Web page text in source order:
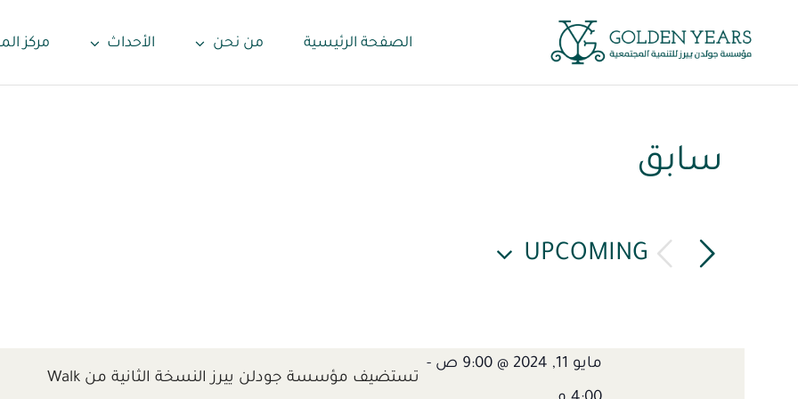
content
الصفحة الرئيسية من نحن الأحداث مركز
سابق
UPCOMING
مايو 11, 2024 @ 9:00 ص
-
تستضيف مؤسسة جودلن ييرز النسخة الثانية من Walk